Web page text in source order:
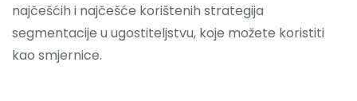
najčešćih i najčešće korištenih strategija
segmentacije u ugostiteljstvu, koje možete koristiti
kao smjernice.